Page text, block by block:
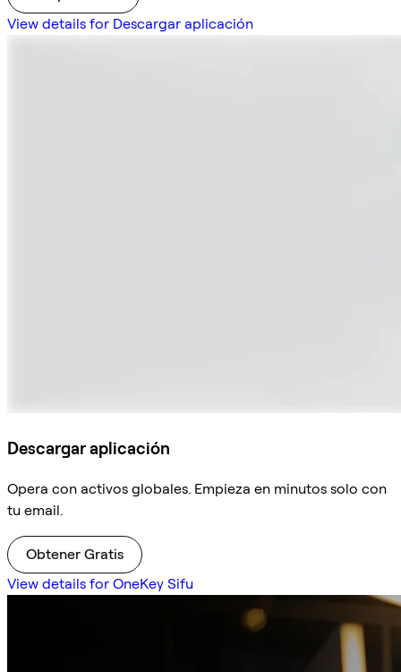
View details for Descargar aplicación
Descargar aplicación
Opera con activos globales. Empieza en minutos solo con
tu email.
Obtener Gratis
View details for OneKey Sifu